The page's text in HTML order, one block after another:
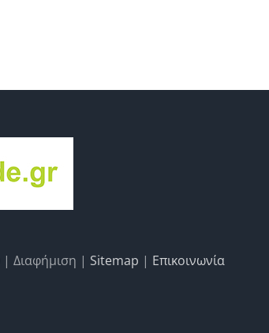
| Διαφήμιση | Sitemap | Επικοινωνία